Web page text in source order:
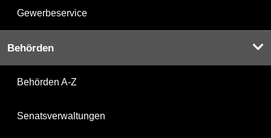
Gewerbeservice
Behörden
Behörden A-Z
Senatsverwaltungen